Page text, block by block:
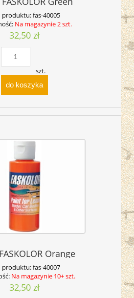
produktu:fas-40005
Na magazynie 2 szt.
32,50 zł
szt.
do koszyka
Orange
produktu:fas-40007
Na magazynie 10+ szt.
32,50 zł